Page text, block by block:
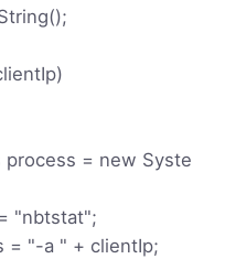
process = new Syste
"nbtstat";
= "-a " + clientIp;